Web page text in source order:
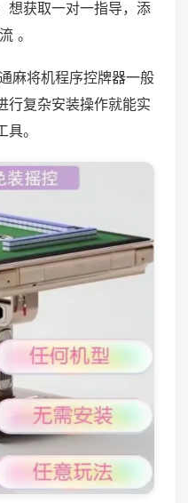
想获取一对一指导，添
。
麻将机程序控牌器一般
行复杂安装操作就能实
。